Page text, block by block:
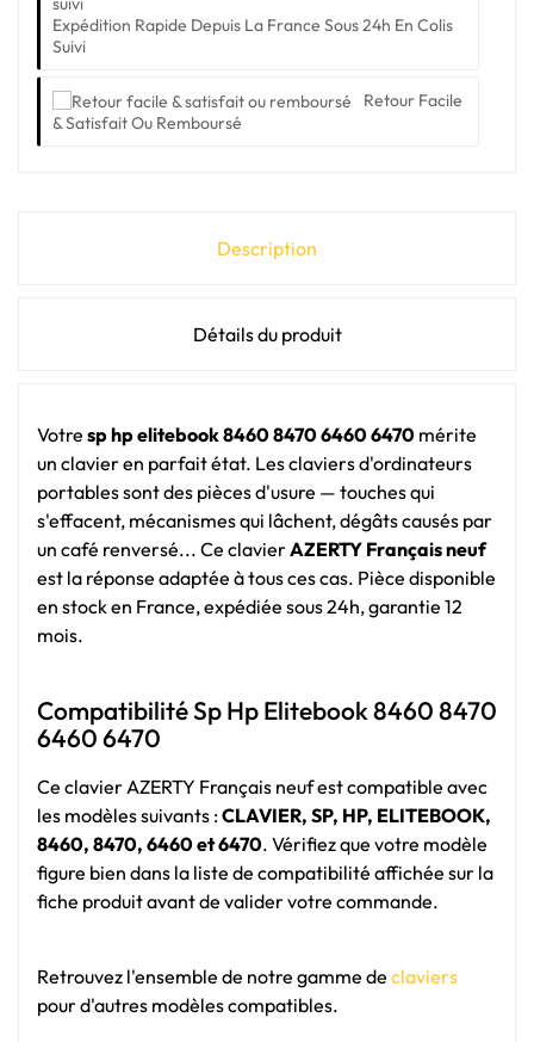
Expédition Rapide Depuis La France Sous 24h En Colis
Suivi
Retour Facile
& Satisfait Ou Remboursé
Description
Détails du produit
Votre sp hp elitebook 8460 8470 6460 6470 mérite
un clavier en parfait état. Les claviers d'ordinateurs
portables sont des pièces d'usure — touches qui
s'effacent, mécanismes qui lâchent, dégâts causés par
un café renversé... Ce clavierAZERTY Français neuf
est la réponse adaptée à tous ces cas. Pièce disponible
en stock en France, expédiée sous 24h, garantie 12
mois.
Compatibilité Sp Hp Elitebook 8460 8470
6460 6470
Ce clavier AZERTY Français neuf est compatible avec
les modèlessuivants :CLAVIER, SP, HP, ELITEBOOK,
8460, 8470, 6460 et 6470. Vérifiez que votre modèle
figure bien dans la liste de compatibilité affichée sur la
fiche produit avant de valider votre commande.
Retrouvez l'ensemble de notre gamme de claviers
pour d'autres modèles compatibles.